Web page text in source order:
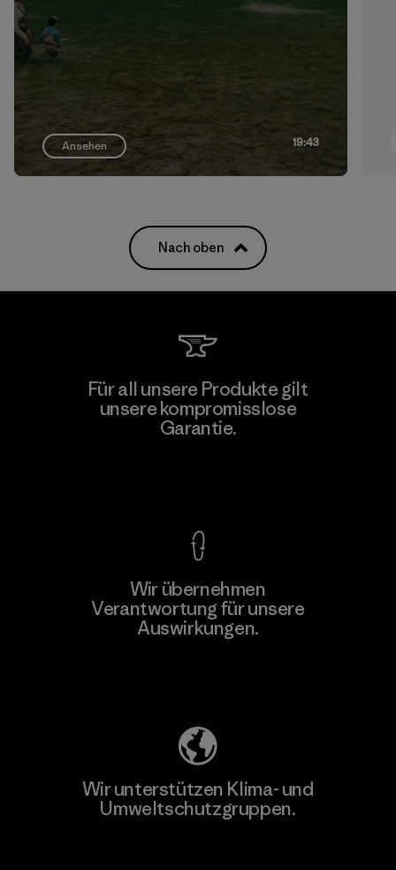
Ansehen 19:43
Nach oben
Für all unsere Produkte gilt
unsere kompromisslose
Garantie.
Wir übernehmen
Verantwortung für unsere
Auswirkungen.
Wir unterstützen Klima- und
Umweltschutzgruppen.